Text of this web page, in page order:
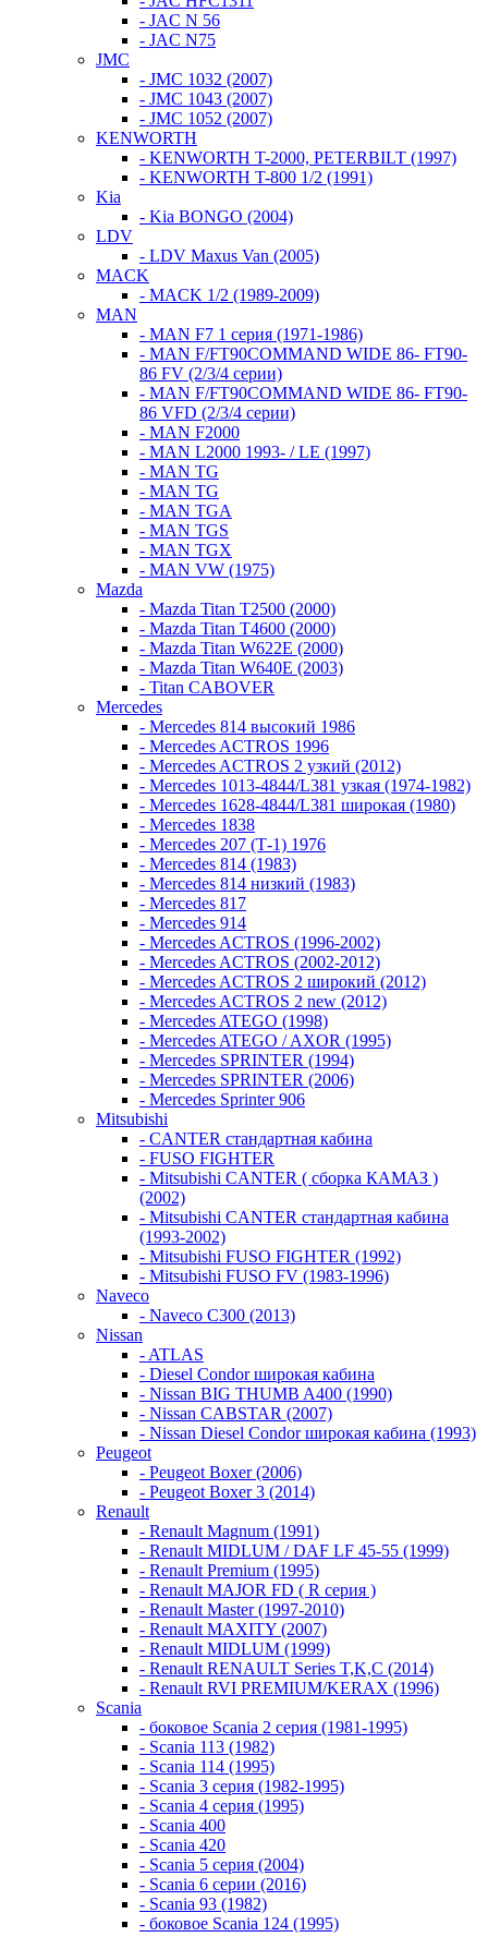
- JAC N 56
- JAC N75
JMC
- JMC 1032 (2007)
- JMC 1043 (2007)
- JMC 1052 (2007)
KENWORTH
- KENWORTH T-2000, PETERBILT (1997)
- KENWORTH T-800 1/2 (1991)
Kia
- Kia BONGO (2004)
LDV
- LDV Maxus Van (2005)
MACK
- MACK 1/2 (1989-2009)
MAN
- MAN F7 1 серия (1971-1986)
- MAN F/FT90COMMAND WIDE 86- FT90-
86 FV (2/3/4 серии)
- MAN F/FT90COMMAND WIDE 86- FT90-
86 VFD (2/3/4 серии)
- MAN F2000
- MAN L2000 1993- / LE (1997)
- MAN TG
- MAN TG
- MAN TGA
- MAN TGS
- MAN TGX
- MAN VW (1975)
Mazda
- Mazda Titan T2500 (2000)
- Mazda Titan T4600 (2000)
- Mazda Titan W622E (2000)
- Mazda Titan W640E (2003)
- Titan CABOVER
Mercedes
- Mercedes 814 высокий 1986
- Mercedes ACTROS 1996
- Mercedes ACTROS 2 узкий (2012)
- Mercedes 1013-4844/L381 узкая (1974-1982)
- Mercedes 1628-4844/L381 широкая (1980)
- Mercedes 1838
- Mercedes 207 (Т-1) 1976
- Mercedes 814 (1983)
- Mercedes 814 низкий (1983)
- Mercedes 817
- Mercedes 914
- Mercedes ACTROS (1996-2002)
- Mercedes ACTROS (2002-2012)
- Mercedes ACTROS 2 широкий (2012)
- Mercedes ACTROS 2 new (2012)
- Mercedes ATEGO (1998)
- Mercedes ATEGO / AXOR (1995)
- Mercedes SPRINTER (1994)
- Mercedes SPRINTER (2006)
- Mercedes Sprinter 906
Mitsubishi
- CANTER стандартная кабина
- FUSO FIGHTER
- Mitsubishi CANTER ( сборка КАМАЗ )
(2002)
- Mitsubishi CANTER стандартная кабина
(1993-2002)
- Mitsubishi FUSO FIGHTER (1992)
- Mitsubishi FUSO FV (1983-1996)
Naveco
- Naveco C300 (2013)
Nissan
- ATLAS
- Diesel Condor широкая кабина
- Nissan BIG THUMB A400 (1990)
- Nissan CABSTAR (2007)
- Nissan Diesel Condor широкая кабина (1993)
Peugeot
- Peugeot Boxer (2006)
- Peugeot Boxer 3 (2014)
Renault
- Renault Magnum (1991)
- Renault MIDLUM / DAF LF 45-55 (1999)
- Renault Premium (1995)
- Renault MAJOR FD ( R серия )
- Renault Master (1997-2010)
- Renault MAXITY (2007)
- Renault MIDLUM (1999)
- Renault RENAULT Series T,K,C (2014)
- Renault RVI PREMIUM/KERAX (1996)
Scania
- боковое Scania 2 серия (1981-1995)
- Scania 113 (1982)
- Scania 114 (1995)
- Scania 3 серия (1982-1995)
- Scania 4 серия (1995)
- Scania 400
- Scania 420
- Scania 5 серия (2004)
- Scania 6 серии (2016)
- Scania 93 (1982)
- боковое Scania 124 (1995)